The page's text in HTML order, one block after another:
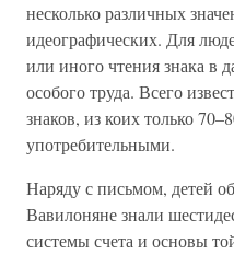
несколько различных
идеографических. Для
или иного чтения знака в
особого труда. Всего
знаков, из коих только
употребительными.
Наряду с письмом, детей
Вавилоняне знали
системы счета и основы